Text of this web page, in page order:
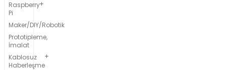
Raspberry
Pi
Maker/DIY/Robotik
Prototipleme,
İmalat
Kablosuz
Haberleşme